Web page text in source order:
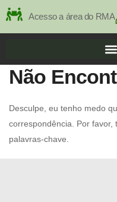
Acesso a área do RMA
Não
Desculpe, eu tenho medo
correspondência. Por
palavras-chave.